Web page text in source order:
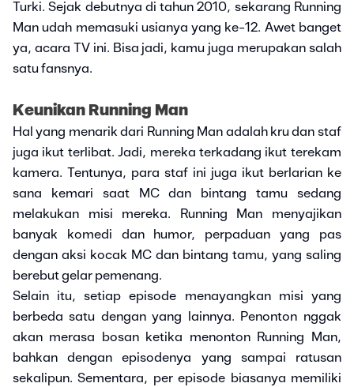
Turki. Sejak debutnya di tahun 2010, sekarang Running
Man udah memasuki usianya yang ke-12. Awet banget
ya, acara TV ini. Bisa jadi, kamu juga merupakan salah
satu fansnya.
Keunikan Running Man
Hal yang menarik dari Running Man adalah kru dan staf
juga ikut terlibat. Jadi, mereka terkadang ikut terekam
kamera. Tentunya, para staf ini juga ikut berlarian ke
sana kemari saat MC dan bintang tamu sedang
melakukan misi mereka. Running Man menyajikan
banyak komedi dan humor, perpaduan yang pas
dengan aksi kocak MC dan bintang tamu, yang saling
berebut gelar pemenang.
Selain itu, setiap episode menayangkan misi yang
berbeda satu dengan yang lainnya. Penonton nggak
akan merasa bosan ketika menonton Running Man,
bahkan dengan episodenya yang sampai ratusan
sekalipun. Sementara, per episode biasanya memiliki